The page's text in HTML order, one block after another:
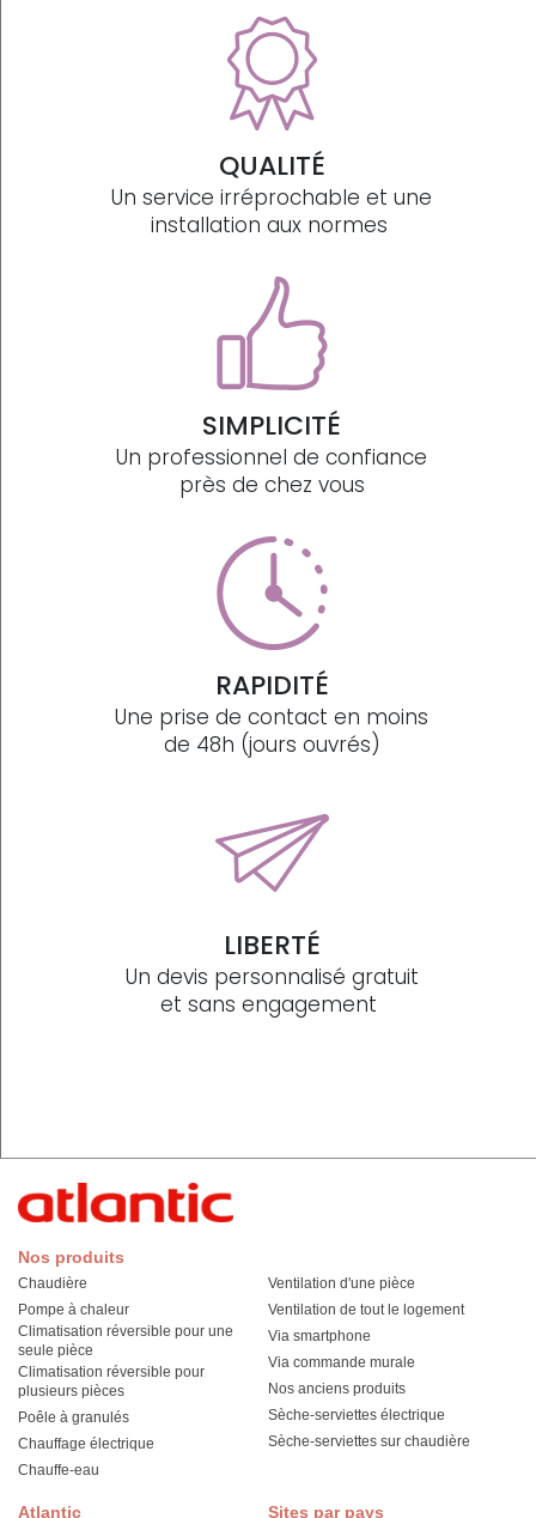
QUALITÉ
Un service irréprochable et une
installation aux normes
SIMPLICITÉ
Un professionnel de confiance
près de chez vous
RAPIDITÉ
Une prise de contact en moins
de 48h (jours ouvrés)
LIBERTÉ
Un devis personnalisé gratuit
et sans engagement
Atlantic
Nos produits
Chaudière
Pompe à chaleur
Climatisation réversible pour une
seule pièce
Climatisation réversible pour
plusieurs pièces
Poêle à granulés
Chauffage électrique
Chauffe-eau
Ventilation d'une pièce
Ventilation de tout le logement
Via smartphone
Via commande murale
Nos anciens produits
Sèche-serviettes électrique
Sèche-serviettes sur chaudière
Sites par pays